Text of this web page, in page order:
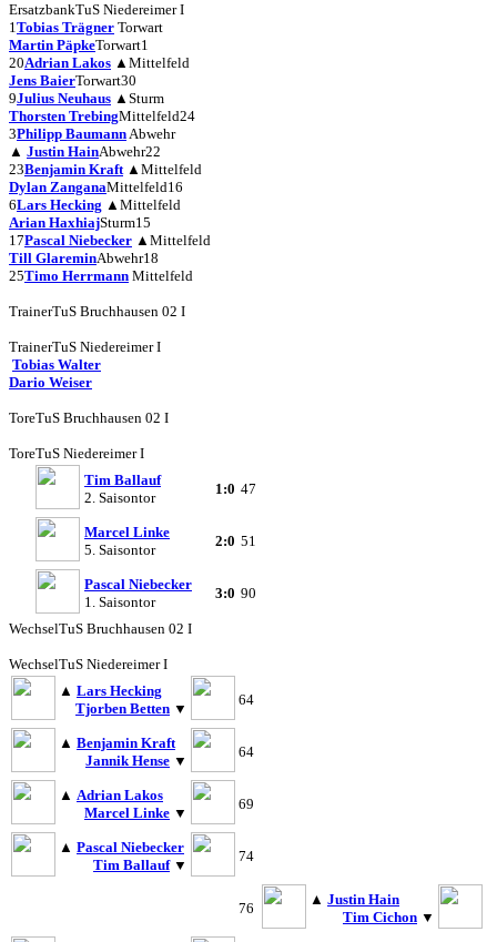
ErsatzbankTuS Niedereimer I
1Tobias Trägner Torwart
Martin PäpkeTorwart1
20Adrian Lakos ▲ Mittelfeld
Jens BaierTorwart30
9Julius Neuhaus ▲ Sturm
Thorsten TrebingMittelfeld24
3Philipp BaumannAbwehr
▲ Justin HainAbwehr22
23Benjamin Kraft ▲ Mittelfeld
Dylan ZanganaMittelfeld16
6Lars Hecking ▲ Mittelfeld
Arian HaxhiajSturm15
17Pascal Niebecker ▲ Mittelfeld
Till GlareminAbwehr18
25Timo Herrmann Mittelfeld
TrainerTuS Bruchhausen 02 I
TrainerTuS Niedereimer I
Tobias Walter
Dario Weiser
ToreTuS Bruchhausen 02 I
ToreTuS Niedereimer I
Tim Ballauf
2. Saisontor
1:0 47
Marcel Linke
5. Saisontor
2:0 51
Pascal Niebecker
1. Saisontor
3:0 90
WechselTuS Bruchhausen 02 I
WechselTuS Niedereimer I
▲ Lars Hecking
Tjorben Betten ▼
64
▲ Benjamin Kraft
Jannik Hense ▼
64
▲ Adrian Lakos
Marcel Linke ▼
69
▲ Pascal Niebecker
Tim Ballauf ▼
74
76
▲ Justin Hain
Tim Cichon ▼